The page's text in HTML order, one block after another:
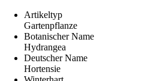
Artikeltyp
Gartenpflanze
Botanischer Name
Hydrangea
Deutscher Name
Hortensie